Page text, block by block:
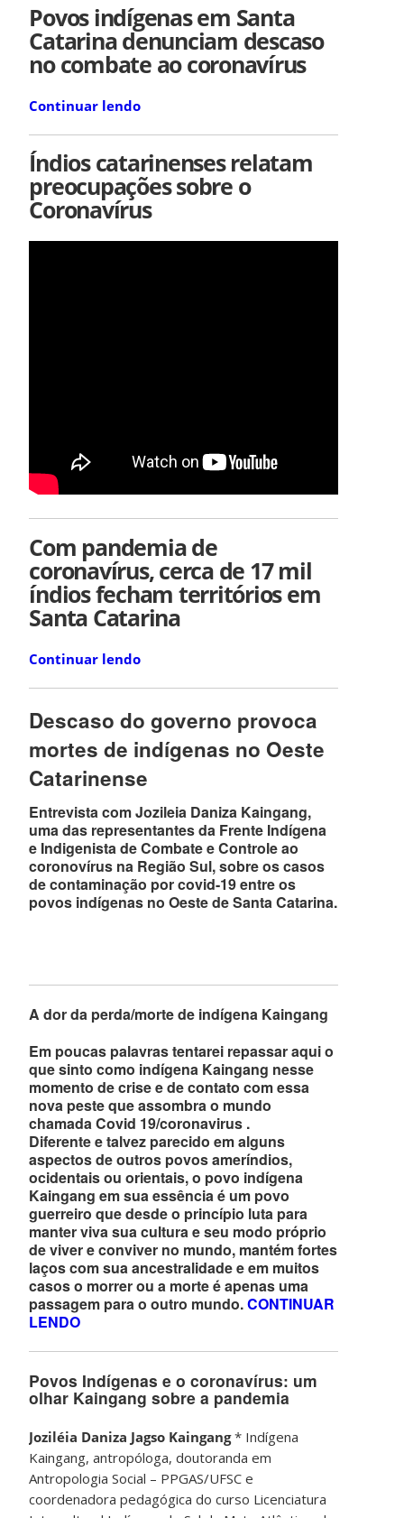
Povos indígenas em Santa
Catarina denunciam descaso
no combate ao coronavírus
Continuar lendo
Índios catarinenses relatam
preocupações sobre o
Coronavírus
Com pandemia de
coronavírus, cerca de 17 mil
índios fecham territórios em
Santa Catarina
Continuar lendo
Descaso do governo provoca
mortes de indígenas no Oeste
Catarinense
Entrevista com Jozileia Daniza Kaingang,
uma das representantes da Frente Indígena
e Indigenista de Combate e Controle ao
coronovírus na Região Sul, sobre os casos
de contaminação por covid-19 entre os
povos indígenas no Oeste de Santa Catarina.
A dor da perda/morte de indígena Kaingang
Em poucas palavras tentarei repassar aqui o
que sinto como indígena Kaingang nesse
momento de crise e de contato com essa
nova peste que assombra o mundo
chamada Covid 19/coronavirus .
Diferente e talvez parecido em alguns
aspectos de outros povos ameríndios,
ocidentais ou orientais, o povo indígena
Kaingang em sua essência é um povo
guerreiro que desde o princípio luta para
manter viva sua cultura e seu modo próprio
de viver e conviver no mundo, mantém fortes
laços com sua ancestralidade e em muitos
casos o morrer ou a morte é apenas uma
passagem para o outro mundo.CONTINUAR
LENDO
Povos Indígenas e o coronavírus: um
olhar Kaingang sobre a pandemia
Joziléia Daniza Jagso Kaingang* Indígena
Kaingang, antropóloga, doutoranda em
Antropologia Social – PPGAS/UFSC e
coordenadora pedagógica do curso Licenciatura